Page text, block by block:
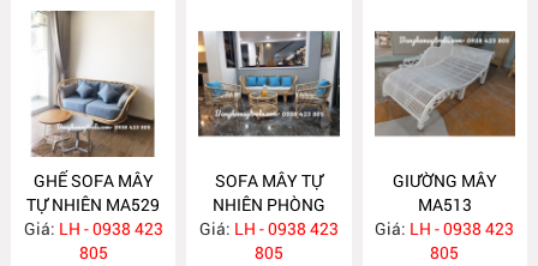
GHẾ SOFA MÂY
TỰ NHIÊN MA529
Giá: LH - 0938 423
805
SOFA MÂY TỰ
NHIÊN PHÒNG
KHÁCH KIỂU HIỆN
ĐẠI MA523
Giá: LH - 0938 423
805
GIƯỜNG MÂY
MA513
Giá: LH - 0938 423
805